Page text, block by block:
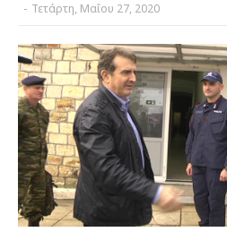
- Τετάρτη, Μαΐου 27, 2020